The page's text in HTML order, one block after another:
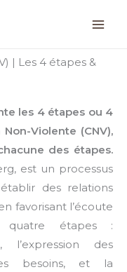
| Les 4 étapes &
les 4 étapes ou 4
Violente (CNV),
des étapes.
est un processus
des relations
favorisant l’écoute
quatre étapes :
l’expression des
besoins, et la